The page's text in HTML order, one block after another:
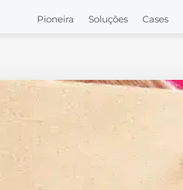
Pioneira Soluções Cases